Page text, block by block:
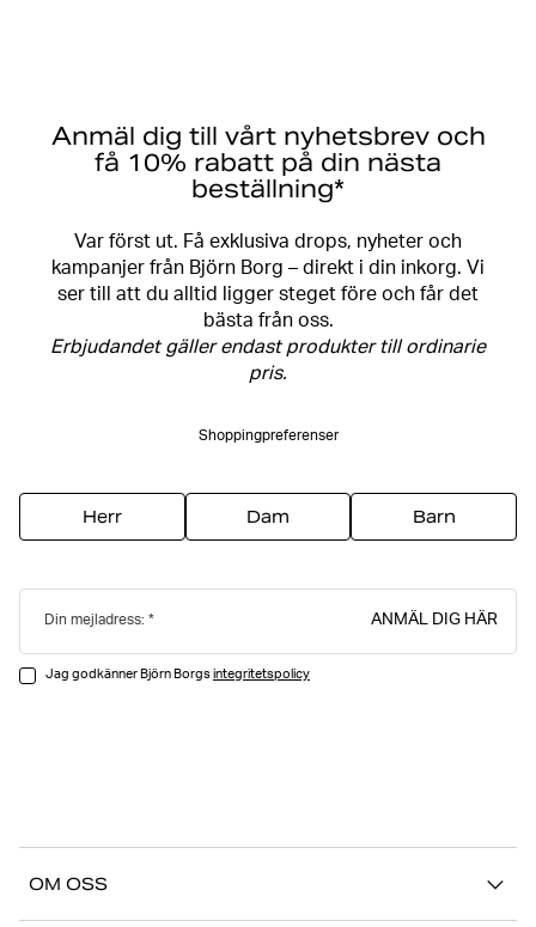
Anmäl dig till vårt nyhetsbrev och
få 10% rabatt på din nästa
beställning*
Var först ut. Få exklusiva drops, nyheter och
kampanjer från Björn Borg – direkt i din inkorg. Vi
ser till att du alltid ligger steget före och får det
bästa från oss.
Erbjudandet gäller endast produkter till ordinarie
pris.
Shoppingpreferenser
Herr Dam Barn
Din mejladress: ANMÄL DIG HÄR
Jag godkänner Björn Borgsintegritetspolicy
OM OSS